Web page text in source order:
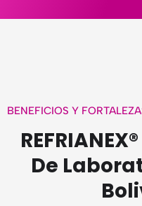
BENEFICIOS Y
De